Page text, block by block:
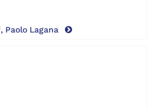
Lagana